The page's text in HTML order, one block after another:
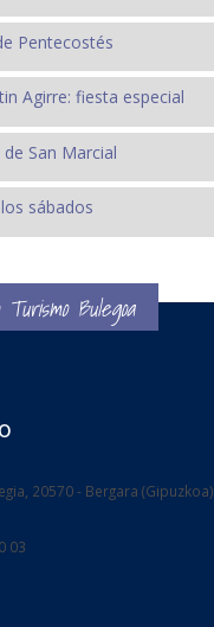
Pentecostés
Agirre: fiesta especial
San Marcial
sábados
Bulegoa
20570 - Bergara (Gipuzkoa)
03